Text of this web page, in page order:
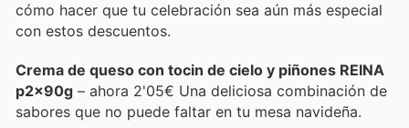
cómo hacer que tu celebración sea aún más especial
con estos descuentos.
Crema de queso con tocin de cielo y piñones REINA
p2x90g – ahora 2'05€ Una deliciosa combinación de
sabores que no puede faltar en tu mesa navideña.